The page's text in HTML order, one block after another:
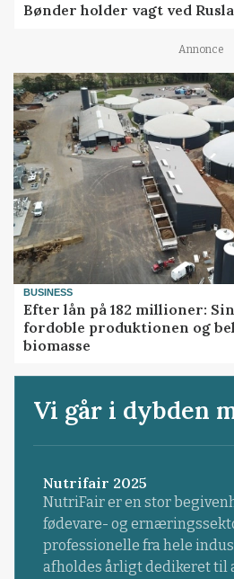
Bønder holder vagt ved
Annonce
BUSINESS
Efter lån på 182 millioner:
fordoble produktionen og
biomasse
Vi går i dybden
Nutrifair 2025
NutriFair er en stor
fødevare- og
professionelle fra hele
afholdes årligt dedikeret til